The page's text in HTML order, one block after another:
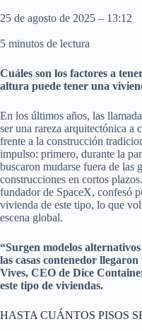
25 de agosto de 2025 – 13:12
5 minutos de lectura
Cuáles son los factores a
altura puede tener una
En los últimos años, las
ser una rareza arquitectónica a
frente a la construcción
impulso: primero, durante la
buscaron mudarse fuera de las
construcciones en cortos
fundador de SpaceX, confesó
vivienda de este tipo, lo que
escena global.
“Surgen modelos
las casas contenedor
Vives, CEO de Dice
este tipo de viviendas.
HASTA CUÁNTOS PISOS